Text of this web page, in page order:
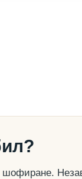
шофиране.